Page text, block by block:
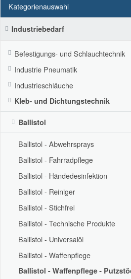
Kategorienauswahl
Industriebedarf
Befestigungs- und Schlauchtechnik
Industrie Pneumatik
Industrieschläuche
Kleb- und Dichtungstechnik
Ballistol
Ballistol - Abwehrsprays
Ballistol - Fahrradpflege
Ballistol - Händedesinfektion
Ballistol - Reiniger
Ballistol - Stichfrei
Ballistol - Technische Produkte
Ballistol - Universalöl
Ballistol - Waffenpflege
Ballistol - Waffenpflege -